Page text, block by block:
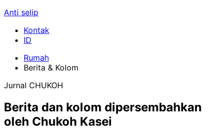
Anti selip
Kontak
Rumah
Berita & Kolom
Jurnal CHUKOH
Berita dan kolom dipersembahkan
oleh Chukoh Kasei